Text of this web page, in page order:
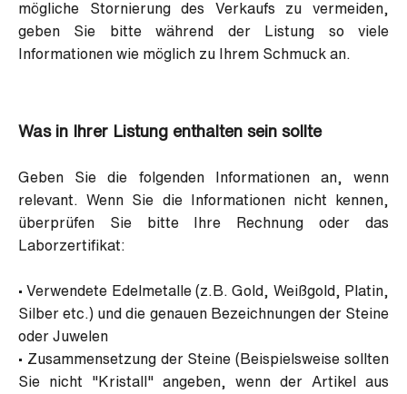
mögliche Stornierung des Verkaufs zu vermeiden,
geben Sie bitte während der Listung so viele
Informationen wie möglich zu Ihrem Schmuck an.
Was in Ihrer Listung enthalten sein sollte
Geben Sie die folgenden Informationen an, wenn
relevant. Wenn Sie die Informationen nicht kennen,
überprüfen Sie bitte Ihre Rechnung oder das
Laborzertifikat:
•Verwendete Edelmetalle (z.B. Gold, Weißgold, Platin,
Silber etc.) und die genauen Bezeichnungen der Steine
oder Juwelen
• Zusammensetzung der Steine (Beispielsweise sollten
Sie nicht "Kristall" angeben, wenn der Artikel aus